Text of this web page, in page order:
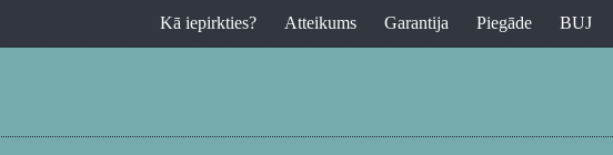
Kā iepirkties? Atteikums Garantija Piegāde BUJ